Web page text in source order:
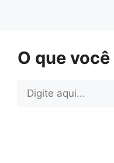
O que
Pesquisar